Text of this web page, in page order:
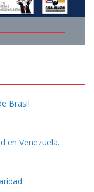
Brasil
en Venezuela.